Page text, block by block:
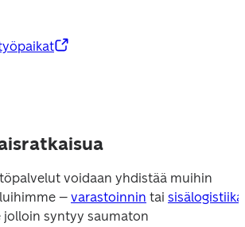
voidaan yhdistää muihin
– varastoinnin tai
jolloin syntyy saumaton